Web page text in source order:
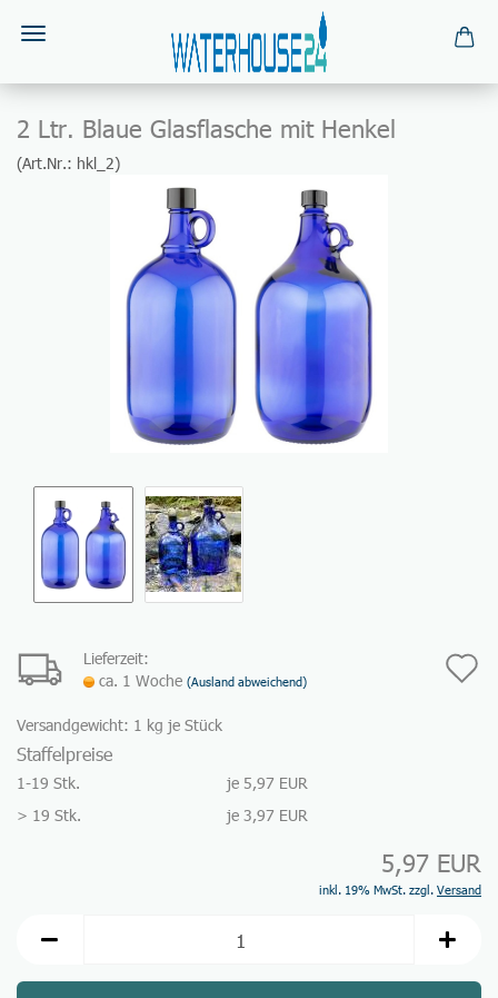
2 Ltr. Blaue Glasflasche mit Henkel
(Art.Nr.: hkl_2)
Lieferzeit:
ca. 1 Woche (Ausland abweichend)
Versandgewicht: 1 kg je Stück
Staffelpreise
1-19 Stk.
je 5,97 EUR
> 19 Stk.
je 3,97 EUR
5,97 EUR
inkl. 19% MwSt. zzgl. Versand